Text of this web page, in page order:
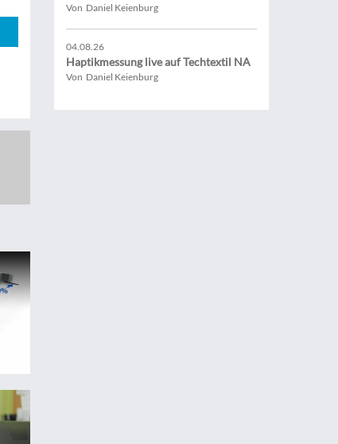
Von Daniel Keienburg
04.08.26
Haptikmessung live auf Techtextil NA
Von Daniel Keienburg